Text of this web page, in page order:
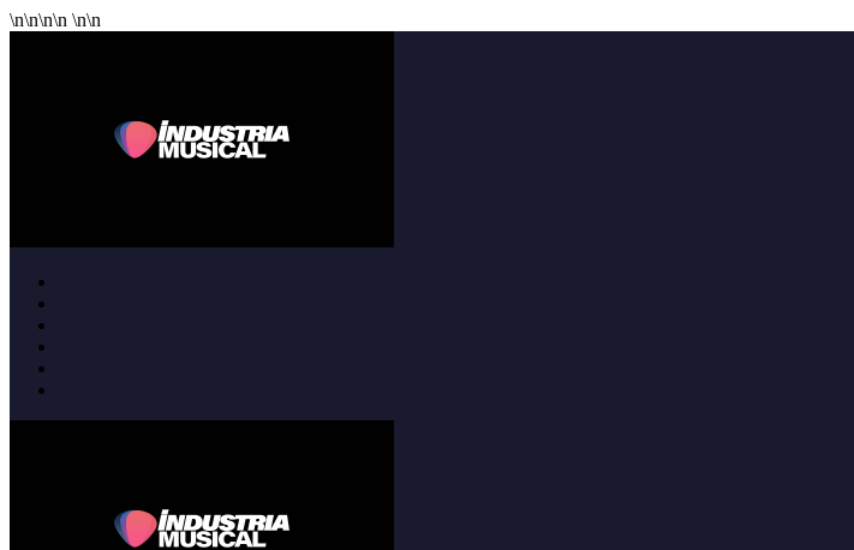
\n\n\n\n \n\n